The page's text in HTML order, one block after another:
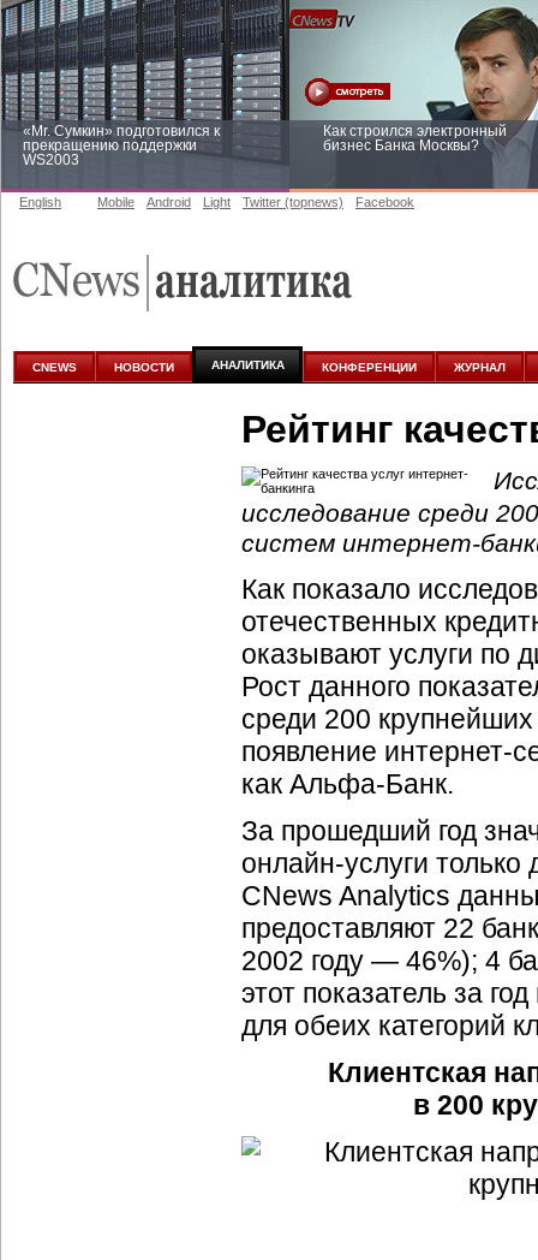
«Mr. Сумкин» подготовился к
прекращению поддержки
WS2003
Как строился электронный
бизнес Банка Москвы?
аналитике
English Mobile Android Light Twitter (topnews) Facebook
CNEWS НОВОСТИ АНАЛИТИКА КОНФЕРЕНЦИИ ЖУРНАЛ
Рейтинг
исследование среди
систем интернет-
Как показало
отечественных
оказывают услуги по
Рост данного
среди 200
появление интернет-
как Альфа-Банк.
За прошедший год
онлайн-услуги только
CNews Analytics
предоставляют 22
2002 году — 46%); 4
этот показатель за
для обеих категорий
Клиентская
в 200